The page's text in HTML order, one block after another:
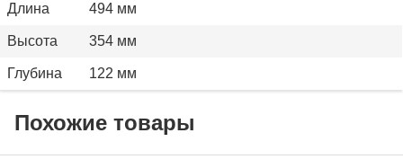
Длина 494 мм
Высота 354 мм
Глубина 122 мм
Похожие товары